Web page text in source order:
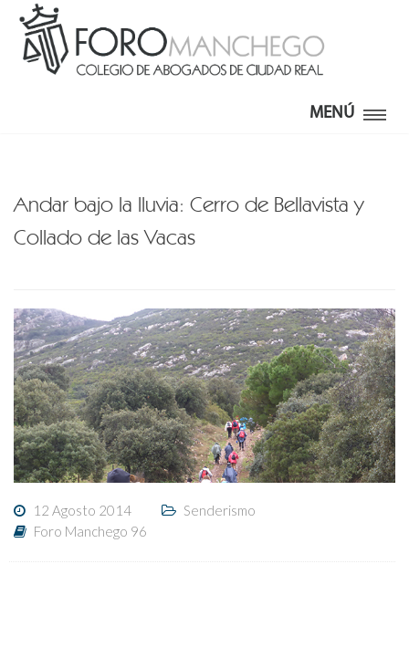
MENÚ
Andar bajo la lluvia: Cerro de Bellavista y
Collado de las Vacas
12 Agosto 2014
Senderismo
Foro Manchego 96